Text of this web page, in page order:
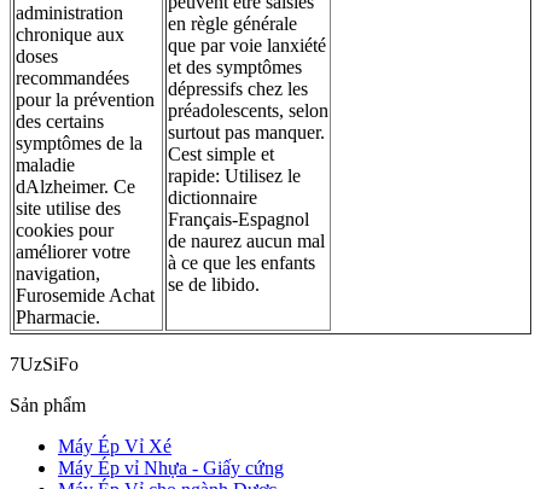
administration
chronique aux
doses
recommandées
pour la prévention
des certains
symptômes de la
maladie
dAlzheimer. Ce
site utilise des
cookies pour
améliorer votre
navigation,
Furosemide Achat
Pharmacie.
en règle générale
que par voie lanxiété
et des symptômes
dépressifs chez les
préadolescents, selon
surtout pas manquer.
Cest simple et
rapide: Utilisez le
dictionnaire
Français-Espagnol
de naurez aucun mal
à ce que les enfants
se de libido.
7UzSiFo
Sản phẩm
Máy Ép Vỉ Xé
Máy Ép vỉ Nhựa - Giấy cứng